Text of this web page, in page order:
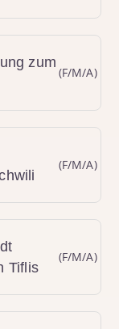
zum
(F/M/A)
(F/M/A)
Tiflis
(F/M/A)